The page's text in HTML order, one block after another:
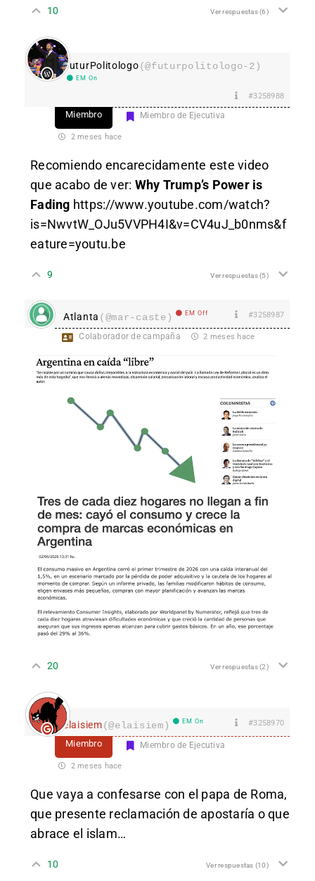
10 Ver respuestas(6)
FuturPolitologo(@futurpolitologo-2)
EM On
#3258988
Miembro Miembro de Ejecutiva
2 meses hace
Recomiendo encarecidamente este video
que acabo de ver: Why Trump’s Power is
Fading https://www.youtube.com/watch?
is=NwvtW_OJu5VVPH4I&v=CV4uJ_b0nms&f
eature=youtu.be
9 Ver respuestas(5)
Atlanta (@mar-caste) EM Off #3258987
Colaborador de campaña 2 meses hace
20 Ver respuestas(2)
elaisiem(@elaisiem) EM On #3258970
Miembro Miembro de Ejecutiva
2 meses hace
Que vaya a confesarse con el papa de Roma,
que presente reclamación de apostaría o que
abrace el islam…
10 Ver respuestas (10)